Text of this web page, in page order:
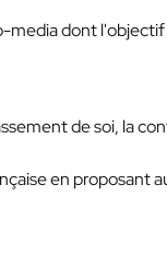
dont
de soi, la
en proposant